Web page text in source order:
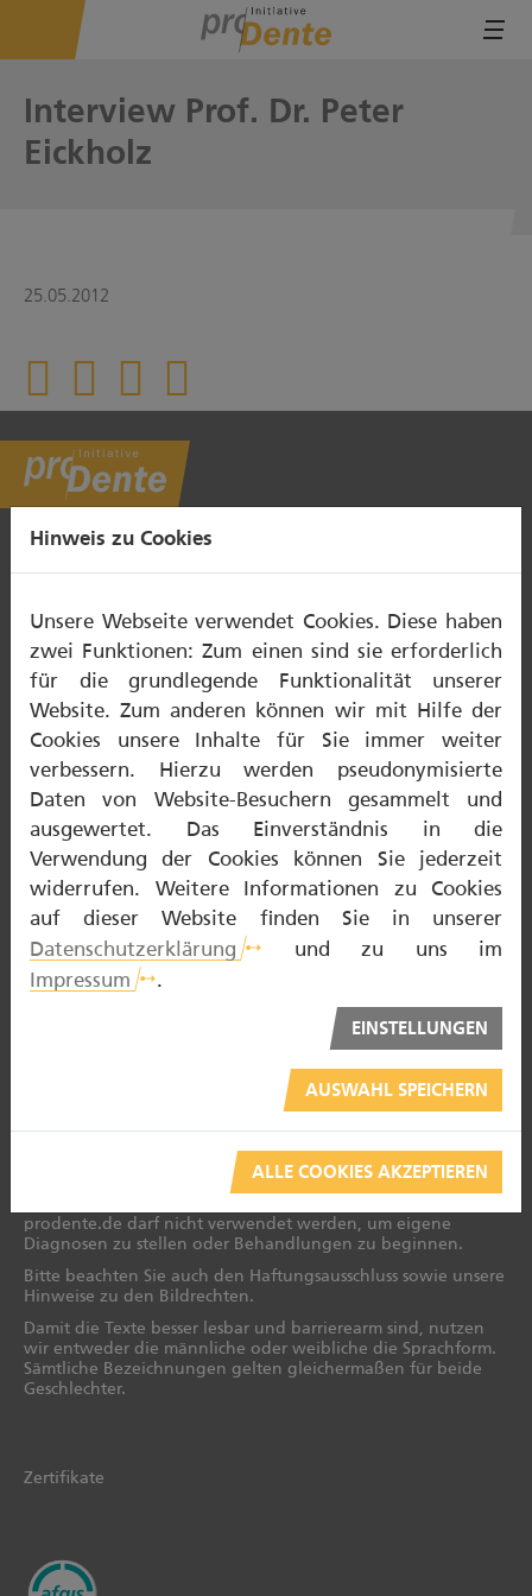
Interview Prof. Dr. Peter
Eickholz
25.05.2012
NOTDIENST
ZAHNTECHNIKER
ZAHNARZT
PATIENTENBERATUNG
BARRIEREFREI
Über proDente
Nutzungsbedingungen
Die Informationen ersetzen keine professionelle Beratung
prodente.de darf nicht verwendet werden, um eigene
Diagnosen zu stellen oder Behandlungen zu beginnen.
Bitte beachten Sie auch den Haftungsausschluss sowie unsere
Hinweise zu den Bildrechten.
Damit die Texte besser lesbar und barrierearm sind, nutzen
wir entweder die männliche oder weibliche die Sprachform.
Sämtliche Bezeichnungen gelten gleichermaßen für beide
Geschlechter.
Zertifikate
Hinweis zu Cookies
Unsere Webseite verwendet Cookies. Diese haben
zwei Funktionen: Zum einen sind sie erforderlich
für die grundlegende Funktionalität unserer
Website. Zum anderen können wir mit Hilfe der
Cookies unsere Inhalte für Sie immer weiter
verbessern. Hierzu werden pseudonymisierte
Daten von Website-Besuchern gesammelt und
ausgewertet. Das Einverständnis in die
Verwendung der Cookies können Sie jederzeit
widerrufen. Weitere Informationen zu Cookies
auf dieser Website finden Sie in unserer
Datenschutzerklärung
und zu uns im
Impressum
.
EINSTELLUNGEN
AUSWAHL SPEICHERN
ALLE COOKIES AKZEPTIEREN